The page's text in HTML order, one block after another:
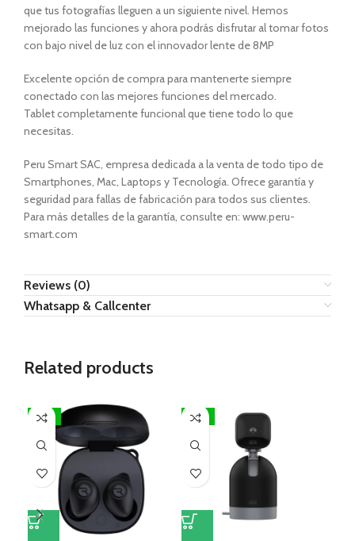
que tus fotografías lleguen a un siguiente nivel. Hemos
mejorado las funciones y ahora podrás disfrutar al tomar fotos
con bajo nivel de luz con el innovador lente de 8MP
Excelente opción de compra para mantenerte siempre
conectado con las mejores funciones del mercado.
Tablet completamente funcional que tiene todo lo que
necesitas.
Peru Smart SAC, empresa dedicada a la venta de todo tipo de
Smartphones, Mac, Laptops y Tecnología. Ofrece garantía y
seguridad para fallas de fabricación para todos sus clientes.
Para más detalles de la garantía, consulte en: www.peru-
smart.com
Reviews (0)
Whatsapp & Callcenter
Related products
-17% -17%